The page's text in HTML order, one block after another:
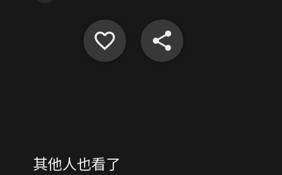
其他人也看了